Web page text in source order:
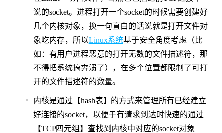
说的socket。进程打开一个socket的时候需要创建好
几个内核对象，换一句直白的话说就是打开文件对
象吃内存，所以Linux系统基于安全角度考虑（比
如：有用户进程恶意的打开无数的文件描述符，那
不得把系统搞奔溃了），在多个位置都限制了可打
开的文件描述符的数量。
内核是通过【hash表】的方式来管理所有已经建立
好连接的socket，以便于有请求到达时快速的通过
【TCP四元组】查找到内核中对应的socket对象